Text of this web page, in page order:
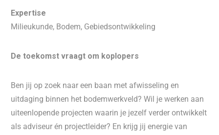
Expertise
Milieukunde, Bodem, Gebiedsontwikkeling
De toekomst vraagt om koplopers
Ben jij op zoek naar een baan met afwisseling en
uitdaging binnen het bodemwerkveld? Wil je werken aan
uiteenlopende projecten waarin je jezelf verder ontwikkelt
als adviseur én projectleider? En krijg jij energie van